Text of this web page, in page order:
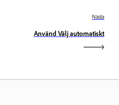
Nästa
Använd Välj automatiskt